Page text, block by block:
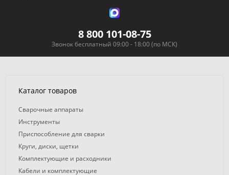
8 800 101-08-75
Звонок бесплатный 09:00 - 18:00 (по МСК)
Каталог товаров
Сварочные аппараты
Инструменты
Приспособление для сварки
Круги, диски, щетки
Комплектующие и расходники
Кабели и комплектующие